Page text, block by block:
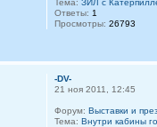
Ответы: 1
Просмотры: 26793
-DV-
21 ноя 2011, 12:45
Форум: Выставки и
Тема: Внутри кабины